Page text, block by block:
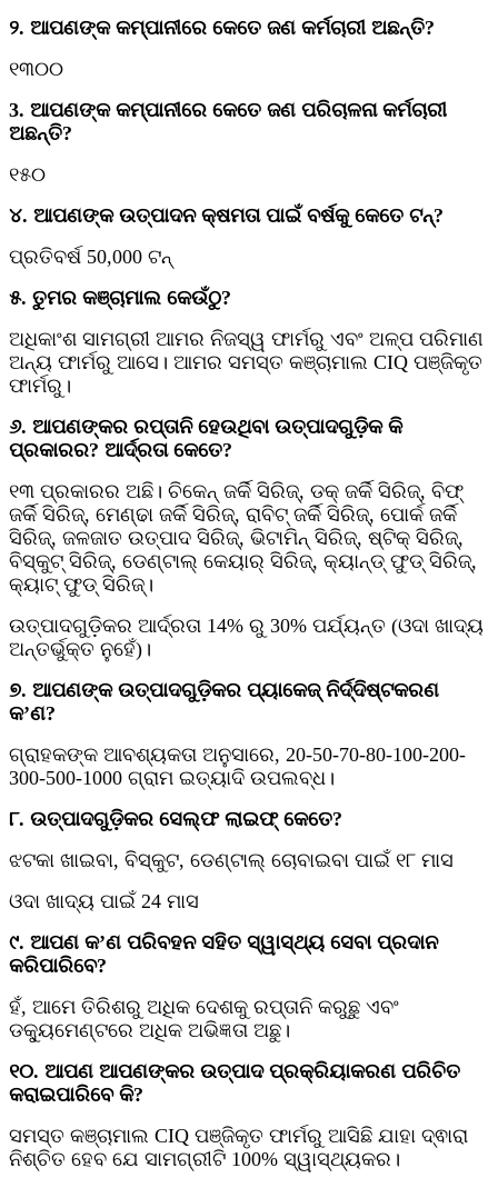
୨. ଆପଣଙ୍କ କମ୍ପାନୀରେ କେତେ ଜଣ କର୍ମଚାରୀ ଅଛନ୍ତି?
୧୩୦୦
3. ଆପଣଙ୍କ କମ୍ପାନୀରେ କେତେ ଜଣ ପରିଚାଳନା କର୍ମଚାରୀ
ଅଛନ୍ତି?
୧୫୦
୪. ଆପଣଙ୍କ ଉତ୍ପାଦନ କ୍ଷମତା ପାଇଁ ବର୍ଷକୁ କେତେ ଟନ୍?
ପ୍ରତିବର୍ଷ 50,000 ଟନ୍
୫. ତୁମର କଞ୍ଚାମାଲ କେଉଁଠୁ?
ଅଧିକାଂଶ ସାମଗ୍ରୀ ଆମର ନିଜସ୍ୱ ଫାର୍ମରୁ ଏବଂ ଅଳ୍ପ ପରିମାଣ
ଅନ୍ୟ ଫାର୍ମରୁ ଆସେ। ଆମର ସମସ୍ତ କଞ୍ଚାମାଲ CIQ ପଞ୍ଜିକୃତ
ଫାର୍ମରୁ।
୬. ଆପଣଙ୍କର ରପ୍ତାନି ହେଉଥିବା ଉତ୍ପାଦଗୁଡ଼ିକ କି
ପ୍ରକାରର? ଆର୍ଦ୍ରତା କେତେ?
୧୩ ପ୍ରକାରର ଅଛି। ଚିକେନ୍ ଜର୍କି ସିରିଜ୍, ଡକ୍ ଜର୍କି ସିରିଜ୍, ବିଫ୍
ଜର୍କି ସିରିଜ୍, ମେଣ୍ଢା ଜର୍କି ସିରିଜ୍, ରାବିଟ୍ ଜର୍କି ସିରିଜ୍, ପୋର୍କ ଜର୍କି
ସିରିଜ୍, ଜଳଜାତ ଉତ୍ପାଦ ସିରିଜ୍, ଭିଟାମିନ୍ ସିରିଜ୍, ଷ୍ଟିକ୍ ସିରିଜ୍,
ବିସ୍କୁଟ୍ ସିରିଜ୍, ଡେଣ୍ଟାଲ୍ କେୟାର୍ ସିରିଜ୍, କ୍ୟାନ୍ଡ୍ ଫୁଡ୍ ସିରିଜ୍,
କ୍ୟାଟ୍ ଫୁଡ୍ ସିରିଜ୍।
ଉତ୍ପାଦଗୁଡ଼ିକର ଆର୍ଦ୍ରତା 14% ରୁ 30% ପର୍ଯ୍ୟନ୍ତ (ଓଦା ଖାଦ୍ୟ
ଅନ୍ତର୍ଭୁକ୍ତ ନୁହେଁ)।
୭. ଆପଣଙ୍କ ଉତ୍ପାଦଗୁଡ଼ିକର ପ୍ୟାକେଜ୍ ନିର୍ଦ୍ଦିଷ୍ଟକରଣ
କ’ଣ?
ଗ୍ରାହକଙ୍କ ଆବଶ୍ୟକତା ଅନୁସାରେ, 20-50-70-80-100-200-
300-500-1000 ଗ୍ରାମ ଇତ୍ୟାଦି ଉପଲବ୍ଧ।
୮. ଉତ୍ପାଦଗୁଡ଼ିକର ସେଲ୍ଫ ଲାଇଫ୍ କେତେ?
ଝଟକା ଖାଇବା, ବିସ୍କୁଟ, ଡେଣ୍ଟାଲ୍ ଚୋବାଇବା ପାଇଁ ୧୮ ମାସ
ଓଦା ଖାଦ୍ୟ ପାଇଁ 24 ମାସ
୯. ଆପଣ କ’ଣ ପରିବହନ ସହିତ ସ୍ୱାସ୍ଥ୍ୟ ସେବା ପ୍ରଦାନ
କରିପାରିବେ?
ହଁ, ଆମେ ତିରିଶରୁ ଅଧିକ ଦେଶକୁ ରପ୍ତାନି କରୁଛୁ ଏବଂ
ଡକ୍ୟୁମେଣ୍ଟରେ ଅଧିକ ଅଭିଜ୍ଞତା ଅଛୁ।
୧୦. ଆପଣ ଆପଣଙ୍କର ଉତ୍ପାଦ ପ୍ରକ୍ରିୟାକରଣ ପରିଚିତ
କରାଇପାରିବେ କି?
ସମସ୍ତ କଞ୍ଚାମାଲ CIQ ପଞ୍ଜିକୃତ ଫାର୍ମରୁ ଆସିଛି ଯାହା ଦ୍ଵାରା
ନିଶ୍ଚିତ ହେବ ଯେ ସାମଗ୍ରୀଟି 100% ସ୍ୱାସ୍ଥ୍ୟକର।